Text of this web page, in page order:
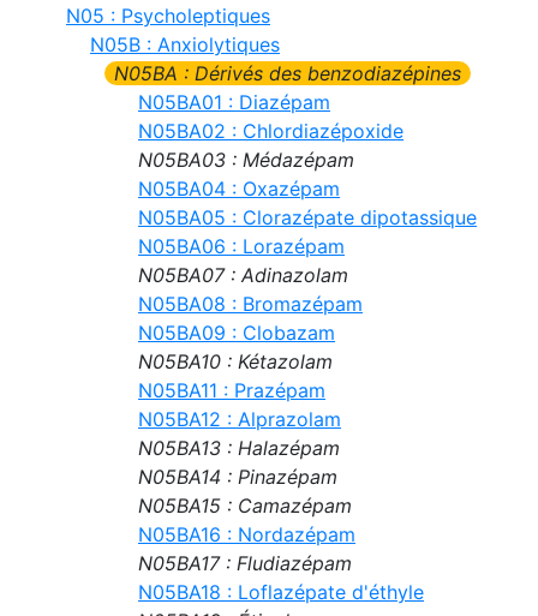
N05 : Psycholeptiques
N05B : Anxiolytiques
N05BA : Dérivés des benzodiazépines
N05BA01 : Diazépam
N05BA02 : Chlordiazépoxide
N05BA03 : Médazépam
N05BA04 : Oxazépam
N05BA05 : Clorazépate dipotassique
N05BA06 : Lorazépam
N05BA07 : Adinazolam
N05BA08 : Bromazépam
N05BA09 : Clobazam
N05BA10 : Kétazolam
N05BA11 : Prazépam
N05BA12 : Alprazolam
N05BA13 : Halazépam
N05BA14 : Pinazépam
N05BA15 : Camazépam
N05BA16 : Nordazépam
N05BA17 : Fludiazépam
N05BA18 : Loflazépate d'éthyle